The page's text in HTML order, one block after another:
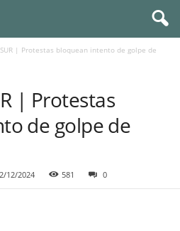
SUR | Protestas bloquean intento de golpe de
| Protestas
de golpe de
12/2024 581 0